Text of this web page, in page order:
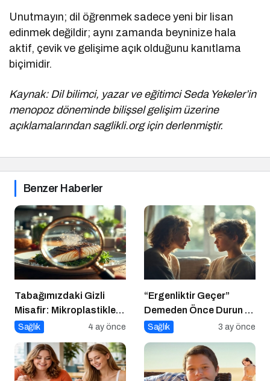
Unutmayın; dil öğrenmek sadece yeni bir lisan
edinmek değildir; aynı zamanda beyninize hala
aktif, çevik ve gelişime açık olduğunu kanıtlama
biçimidir.
Kaynak: Dil bilimci, yazar ve eğitimci Seda Yekeler’in
menopoz döneminde bilişsel gelişim üzerine
açıklamalarından saglikli.org için derlenmiştir.
Benzer Haberler
Tabağımızdaki Gizli
Misafir: Mikroplastikler
ve Bedenimizdeki Sessiz
Sağlık 4 ay önce
“Ergenliktir Geçer”
Demeden Önce Durun ve
Dinleyin
Sağlık 3 ay önce